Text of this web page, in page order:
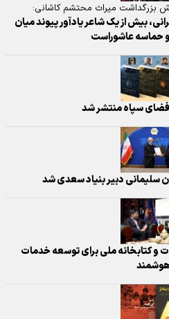
بزرگداشت میراث محتشم کاشانی:
بیش از یک شاعر یادآور پیوند میان
حماسه عاشوراست
سپاه منتشر شد
سلیمانی دبیر بنیاد سعدی شد
و کتابخانه ملی برای توسعه خدمات